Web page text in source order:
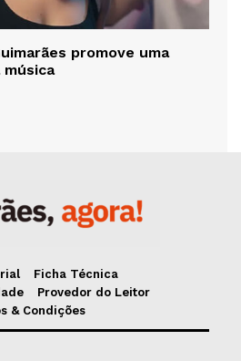
promove uma
música
Ficha Técnica
Provedor do Leitor
& Condições